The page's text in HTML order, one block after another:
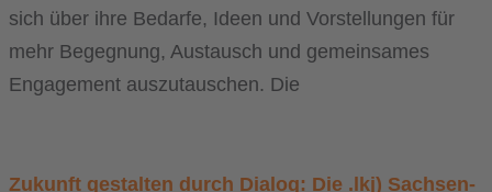
sich über ihre Bedarfe, Ideen und Vorstellungen für
mehr Begegnung, Austausch und gemeinsames
Engagement auszutauschen. Die
Zukunft gestalten durch Dialog: Die .lkj) Sachsen-